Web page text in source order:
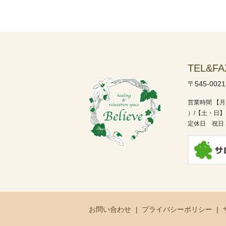
〒545-
営業時間
【
）/【土・日
定休日 祝日
お問い合わせ プライバシーポリシー